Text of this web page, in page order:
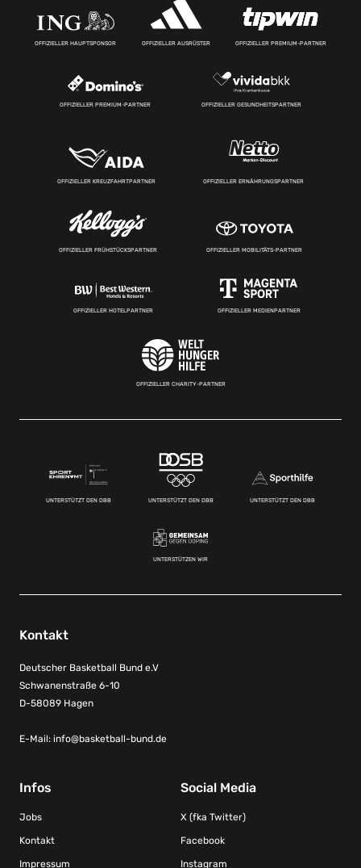
OFFIZIELLER HAUPTSPONSOR OFFIZIELLER AUSRÜSTER OFFIZIELLER PREMIUM-PARTNER
OFFIZIELLER PREMIUM-PARTNER OFFIZIELLER GESUNDHEITSPARTNER
OFFIZIELLER KREUZFAHRTPARTNER OFFIZIELLER ERNÄHRUNGSPARTNER
OFFIZIELLER FRÜHSTÜCKSPARTNER OFFIZIELLER MOBILITÄTS-PARTNER
OFFIZIELLER HOTELPARTNER OFFIZIELLER MEDIENPARTNER
OFFIZIELLER CHARITY-PARTNER
UNTERSTÜTZT DEN DBB UNTERSTÜTZT DEN DBB UNTERSTÜTZT DEN DBB
UNTERSTÜTZEN WIR
Kontakt
Deutscher Basketball Bund e.V
Schwanenstraße 6-10
D-58089 Hagen
E-Mail: info@basketball-bund.de
Infos
Jobs
Kontakt
Impressum
Social Media
X (fka Twitter)
Facebook
Instagram